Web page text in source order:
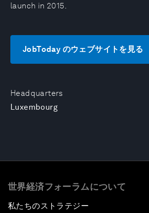
Headquarters
Luxembourg
launch in 2015.
JobToday のウェブサイトを見る
世界経済フォーラムについて
私たちのストラテジー